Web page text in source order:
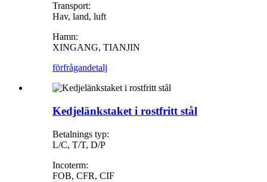
Transport:
Hav, land, luft
Hamn:
XINGANG, TIANJIN
förfrågandetalj
Kedjelänkstaket i rostfritt stål
Betalnings typ:
L/C, T/T, D/P
Incoterm:
FOB, CFR, CIF